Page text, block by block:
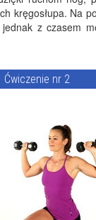
kręgosłupa. Na
z czasem
Ćwiczenie nr 2